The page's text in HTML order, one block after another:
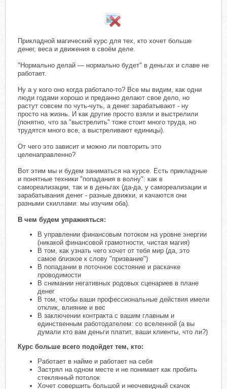
Прикладной магический курс для тех, кто хочет больше
денег, веса и движения в своём деле.
"Нормально делай — нормально будет" в деньгах и славе не
работает.
Ну а у кого оно когда работало-то? Все мы видим, как одни
люди годами хорошо и преданно делают свое дело, но
растут совсем по чуть-чуть, а денег зарабатывают - ну
просто на жизнь. И как другие просто взяли и выстрелили
(понятно, что за "выстрелить" тоже стоит много труда, но
трудятся много все, а выстреливают единицы).
От чего это зависит и можно ли повторить это
целенаправленно?
Вот этим мы и будем заниматься на курсе. Есть прикладные
и понятные техники "попадания в волну": как в
самореализации, так и в деньгах (да-да, у самореализации и
зарабатывания денег - разные движки, и качаются они
разными скиллами: мы изучим оба).
В чем будем упражняться:
В управлении финансовым потоком на уровне энергии
(никакой финансовой грамотности, чистая магия)
В том, как узнать чего хочет от тебя мир (да, это
самое близкое к слову "призвание")
В попадании в поточное состояние и раскачке
проводимости
В снимании негативных родовых сценариев в плане
денег
В том, чтобы ваши профессиональные действия имели
отклик, влияние и вес
В заключении контракта с вашим главным и
единственным работодателем: со вселенной (а вы
думали кто вам деньги платит, ваши клиенты, что ли?)
Курс больше всего подойдет тем, кто:
Работает в найме и работает на себя
Застрял на одном месте и не понимает как пробить
стеклянный потолок
Хочет совершить большой и неочевидный скачок